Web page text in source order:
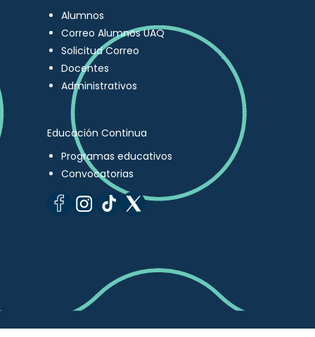
Alumnos
Correo Alumnos UAQ
Solicitud Correo
Docentes
Administrativos
Educación Continua
Programas educativos
Convocatorias